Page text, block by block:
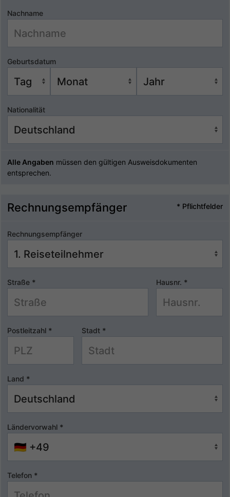
Nachname
Geburtsdatum
Nationalität
Alle Angaben müssen den gültigen Ausweisdokumenten
entsprechen.
Rechnungsempfänger * Pflichtfelder
Rechnungsempfänger
Straße * Hausnr. *
Postleitzahl * Stadt *
Land *
Ländervorwahl *
Telefon *